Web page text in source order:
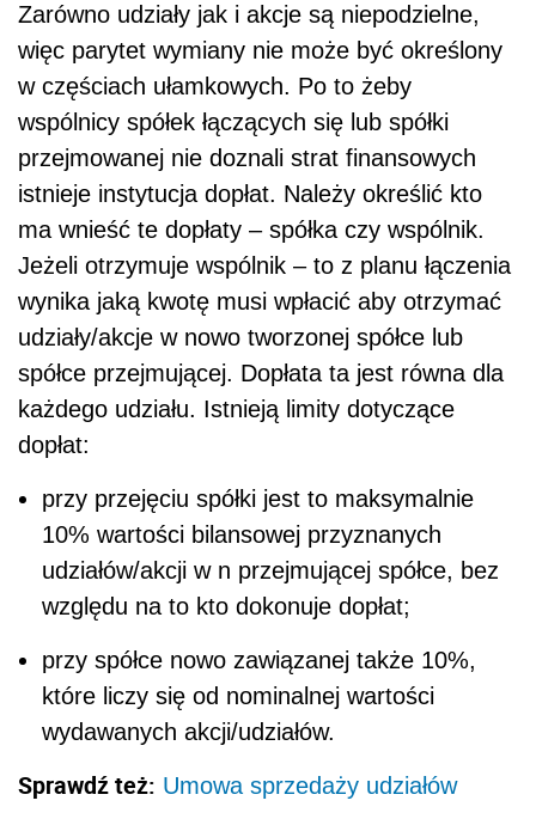
Zarówno udziały jak i akcje są niepodzielne,
więc parytet wymiany nie może być określony
w częściach ułamkowych. Po to żeby
wspólnicy spółek łączących się lub spółki
przejmowanej nie doznali strat finansowych
istnieje instytucja dopłat. Należy określić kto
ma wnieść te dopłaty – spółka czy wspólnik.
Jeżeli otrzymuje wspólnik – to z planu łączenia
wynika jaką kwotę musi wpłacić aby otrzymać
udziały/akcje w nowo tworzonej spółce lub
spółce przejmującej. Dopłata ta jest równa dla
każdego udziału. Istnieją limity dotyczące
dopłat:
przy przejęciu spółki jest to maksymalnie
10% wartości bilansowej przyznanych
udziałów/akcji w n przejmującej spółce, bez
względu na to kto dokonuje dopłat;
przy spółce nowo zawiązanej także 10%,
które liczy się od nominalnej wartości
wydawanych akcji/udziałów.
Sprawdź też: Umowa sprzedaży udziałów